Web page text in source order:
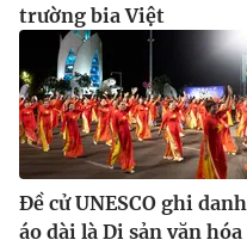
trường bia Việt
Đề cử UNESCO ghi danh
áo dài là Di sản văn hóa